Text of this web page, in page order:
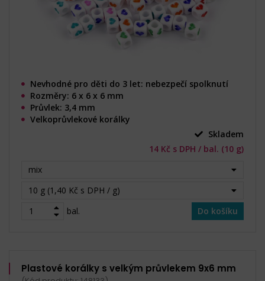
Nevhodné pro děti do 3 let: nebezpečí spolknutí
Rozměry: 6 x 6 x 6 mm
Průvlek: 3,4 mm
Velkoprůvlekové korálky
Skladem
14 Kč s DPH / bal. (10 g)
mix
10 g (1,40 Kč s DPH / g)
bal.
Do košíku
Plastové korálky s velkým průvlekem 9x6 mm